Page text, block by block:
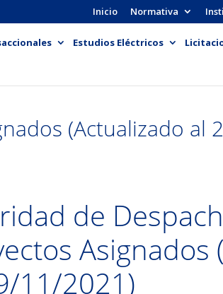
Inicio Normativa
Estudios Eléctricos
(Actualizado al
de
Asignados
11/2021)